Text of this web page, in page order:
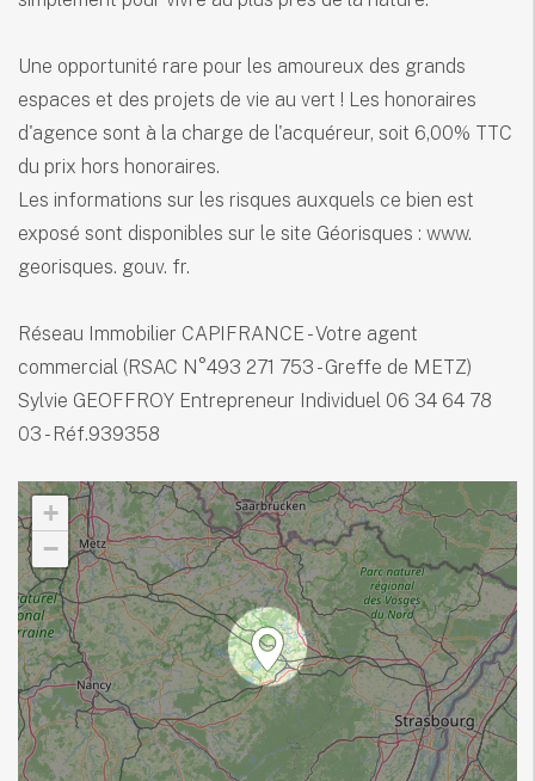
+
−
Une opportunité rare pour les amoureux des grands
espaces et des projets de vie au vert ! Les honoraires
d'agence sont à la charge de l'acquéreur, soit 6,00% TTC
du prix hors honoraires.
Les informations sur les risques auxquels ce bien est
exposé sont disponibles sur le site Géorisques : www.
georisques. gouv. fr.
Réseau Immobilier CAPIFRANCE - Votre agent
commercial (RSAC N°493 271 753 - Greffe de METZ)
Sylvie GEOFFROY Entrepreneur Individuel 06 34 64 78
03 - Réf.939358